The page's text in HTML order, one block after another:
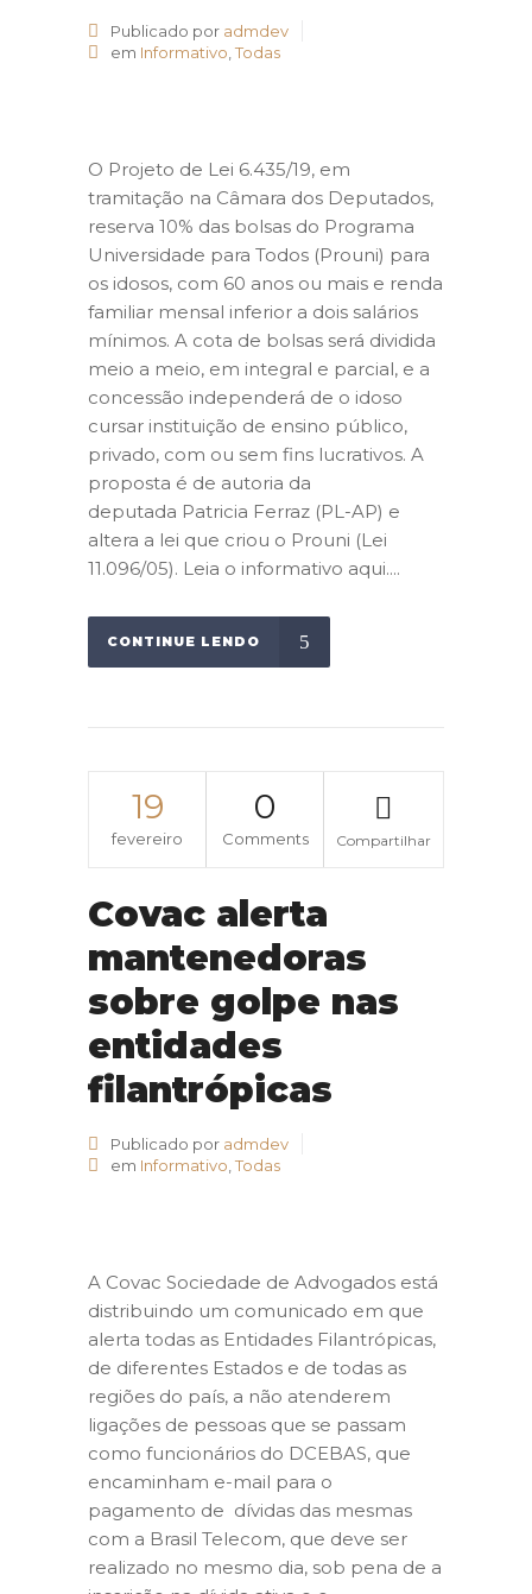
Publicado por admdev
em Informativo Todas
O Projeto de Lei 6.435/19, em
tramitação na Câmara dos Deputados,
reserva 10% das bolsas do Programa
Universidade para Todos (Prouni) para
os idosos, com 60 anos ou mais e renda
familiar mensal inferior a dois salários
mínimos. A cota de bolsas será dividida
meio a meio, em integral e parcial, e a
concessão independerá de o idoso
cursar instituição de ensino público,
privado, com ou sem fins lucrativos. A
proposta é de autoria da
deputada Patricia Ferraz (PL-AP) e
altera a lei que criou o Prouni (Lei
11.096/05). Leia o informativo aqui....
CONTINUE LENDO
19
fevereiro
0
Comments Compartilhar
Covac alerta
mantenedoras
sobre golpe nas
entidades
filantrópicas
Publicado por admdev
em Informativo Todas
A Covac Sociedade de Advogados está
distribuindo um comunicado em que
alerta todas as Entidades Filantrópicas,
de diferentes Estados e de todas as
regiões do país, a não atenderem
ligações de pessoas que se passam
como funcionários do DCEBAS, que
encaminham e-mail para o
pagamento de dívidas das mesmas
com a Brasil Telecom, que deve ser
realizado no mesmo dia, sob pena de a